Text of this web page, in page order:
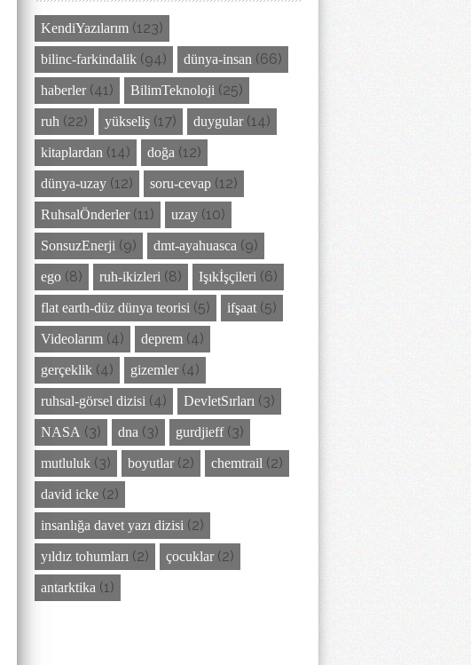
KendiYazılarım (123)
bilinc-farkindalik (94) dünya-insan (66)
haberler (41) BilimTeknoloji (25)
ruh (22) yükseliş (17) duygular (14)
kitaplardan (14) doğa (12)
dünya-uzay (12) soru-cevap (12)
RuhsalÖnderler (11) uzay (10)
SonsuzEnerji (9) dmt-ayahuasca (9)
ego (8) ruh-ikizleri (8) Işıkİşçileri (6)
flat earth-düz dünya teorisi (5) ifşaat (5)
Videolarım (4) deprem (4)
gerçeklik (4) gizemler (4)
ruhsal-görsel dizisi (4) DevletSırları (3)
NASA (3) dna (3) gurdjieff (3)
mutluluk (3) boyutlar (2) chemtrail (2)
david icke (2)
insanlığa davet yazı dizisi (2)
yıldız tohumları (2) çocuklar (2)
antarktika (1)